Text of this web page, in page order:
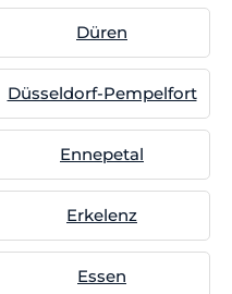
Düren
Düsseldorf-Pempelfort
Ennepetal
Erkelenz
Essen